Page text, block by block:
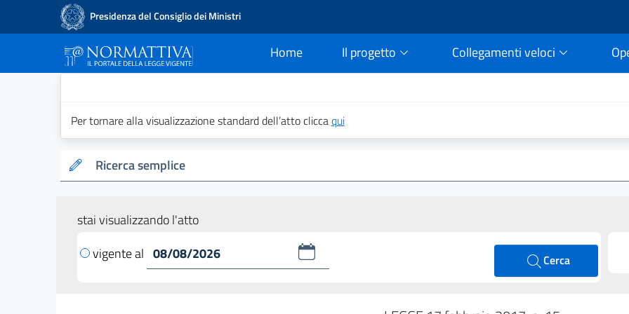
Presidenza del Consiglio dei Ministri
Home
current Il progetto Collegamenti veloci
Per tornare alla visualizzazione standard dell’atto cliccaqui
Ricerca semplice
stai visualizzando l'atto
vigente al
Cerca